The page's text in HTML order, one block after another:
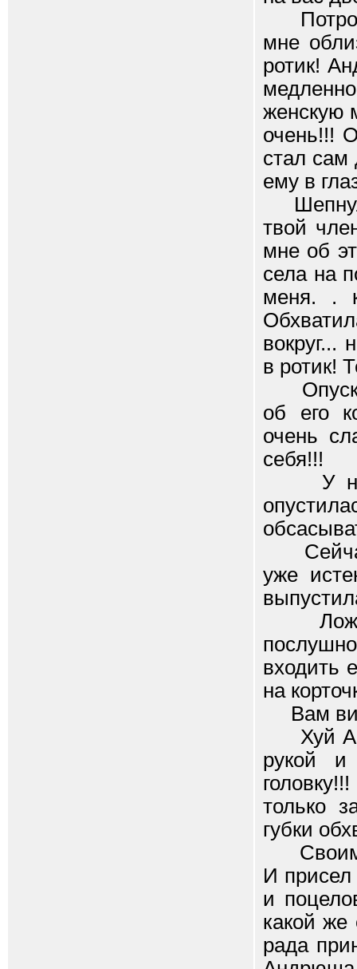
мне
ротик!
женскую
очень!!!
стал сам
ему в
твой
мне об
села на
меня. .
вокруг...
в ротик!
об его
очень
себя!!!
У него
Сейчас
уже
входить
на
Вам
Хуй
рукой
только
губки
Своим
И присел
и
какой же
рада